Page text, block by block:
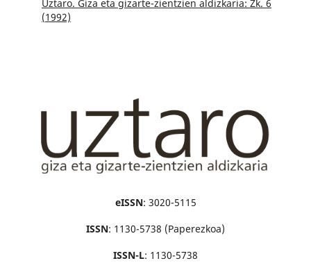
Uztaro. Giza eta gizarte-zientzien aldizkaria: Zk. 6
(1992)
eISSN: 3020-5115
ISSN: 1130-5738 (Paperezkoa)
ISSN-L: 1130-5738